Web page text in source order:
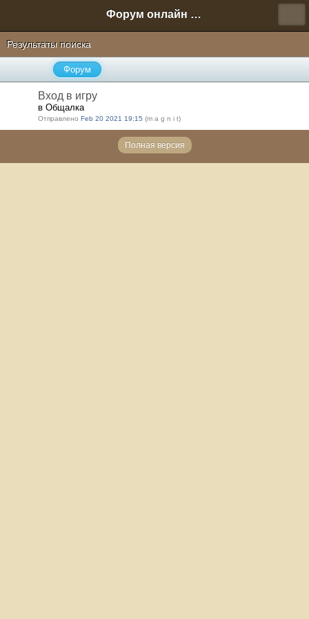
Форум онлайн игры "Новая Эра" (Нюра Биз)
Результаты поиска
Форум
Вход в игру
в Общалка
Отправлено Feb 20 2021 19:15 (m a g n i t)
Полная версия